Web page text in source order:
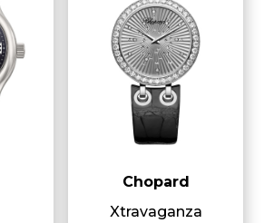
Chopard
Xtravaganza